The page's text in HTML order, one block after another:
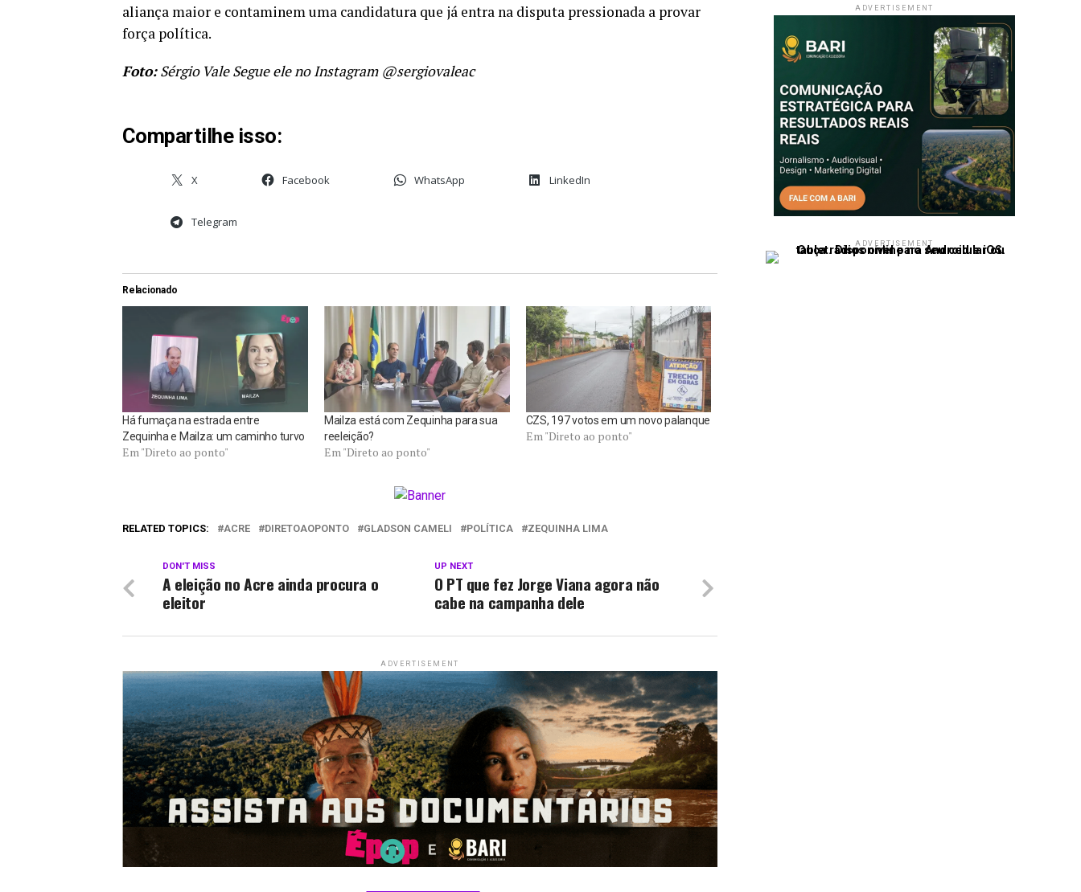
aliança maior e contaminem uma candidatura que já entra na disputa pressionada a provar
força política.
Foto:Sérgio Vale Segue ele no Instagram @sergiovaleac
Compartilhe isso:
X Facebook WhatsApp LinkedIn
Telegram
Relacionado
Há fumaça na estrada entre
Zequinha e Mailza: um caminho turvo
Em "Direto ao ponto"
Mailza está com Zequinha para sua
reeleição?
Em "Direto ao ponto"
CZS, 197 votos em um novo palanque
Em "Direto ao ponto"
RELATED TOPICS: ACRE DIRETOAOPONTO GLADSON CAMELI POLÍTICA ZEQUINHA LIMA
UP NEXT
O PT que fez Jorge Viana agora não
cabe na campanha dele
DON'T MISS
A eleição no Acre ainda procura o
eleitor
ADVERTISEMENT
ADVERTISEMENT
ADVERTISEMENT